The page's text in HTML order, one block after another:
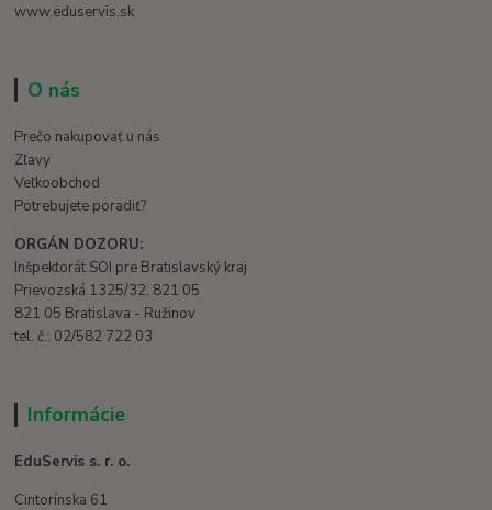
www.eduservis.sk
O nás
Prečo nakupovať u nás
Zľavy
Veľkoobchod
Potrebujete poradiť?
ORGÁN DOZORU:
Inšpektorát SOI pre Bratislavský kraj
Prievozská 1325/32, 821 05
821 05 Bratislava - Ružinov
tel. č.: 02/582 722 03
Informácie
EduServis s. r. o.
Cintorínska 61